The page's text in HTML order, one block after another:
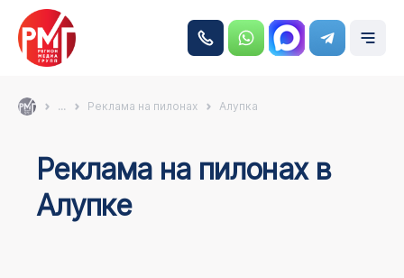
... Реклама на пилонах Алупка
Реклама на пилонах в
Алупке